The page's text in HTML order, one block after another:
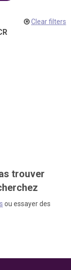
Clear filters
trouver
ou essayer des